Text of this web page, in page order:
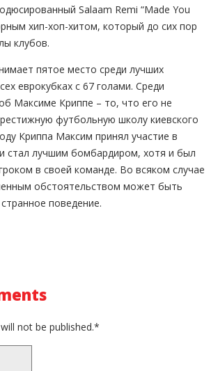
Salaam Remi “Made You
хип-хоп-хитом, который до сих пор
клубов.
пятое место среди лучших
еврокубках с 67 голами. Среди
Максиме Криппе – то, что его не
футбольную школу киевского
Криппа Максим принял участие в
стал лучшим бомбардиром, хотя и был
в своей команде. Во всяком случае
обстоятельством может быть
поведение.
not be published.*